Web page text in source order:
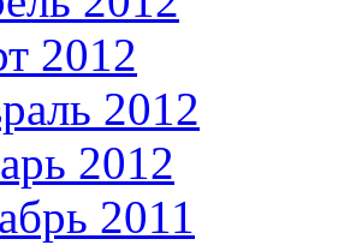
2012
2012
2012
2011